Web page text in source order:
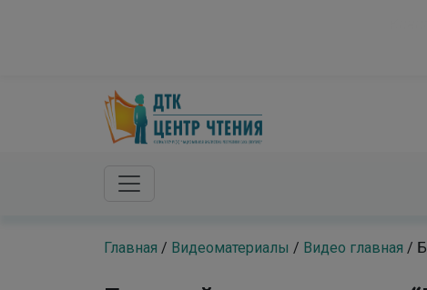
Главная / Видеоматериалы / Видео главная /